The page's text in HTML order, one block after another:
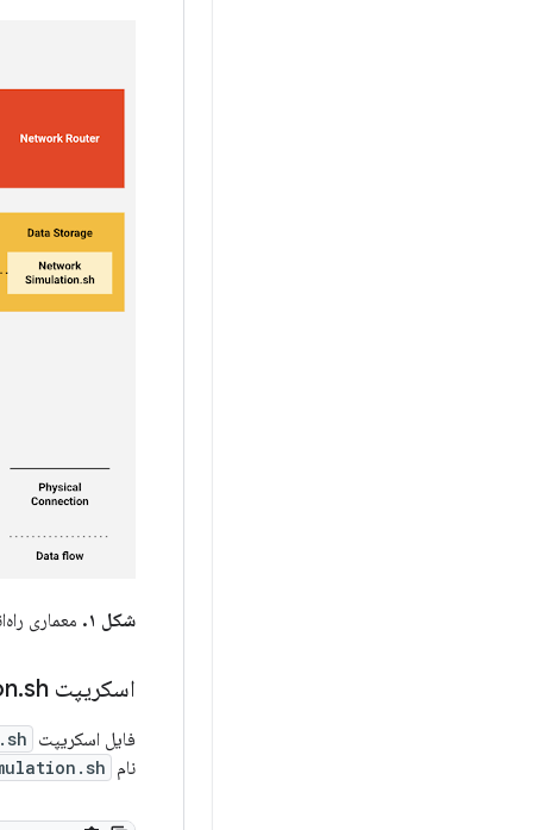
شکل ۱. معماری
اسکریپت Network .sh
فایل اسکریپت
نام